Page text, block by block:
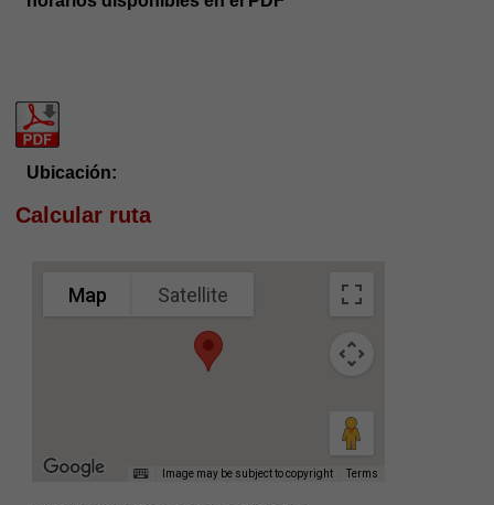
Ubicación:
Calcular ruta
Map Satellite
Image may be subject to copyright Terms